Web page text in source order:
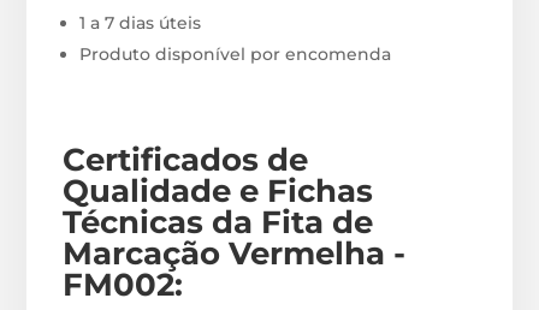
1 a 7 dias úteis
Produto disponível por encomenda
Certificados de
Qualidade e Fichas
Técnicas da Fita de
Marcação Vermelha -
FM002: